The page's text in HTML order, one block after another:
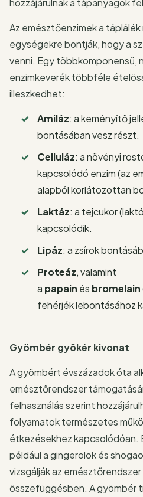
hozzájárulnak a tápanyagok
Az emésztőenzimek a
egységekre bontják, hogy a
venni. Egy többkomponensű,
enzimkeverék többféle
illeszkedhet:
Amiláz: a keményítő
bontásában vesz részt.
Celluláz: a növényi
kapcsolódó enzim (az
alapból korlátozottan
Laktáz: a tejcukor
kapcsolódik.
Lipáz: a zsírok
Proteáz, valamint
a papain és bromelain
fehérjék lebontásához
Gyömbér gyökér kivonat
A gyömbért évszázadok óta
emésztőrendszer
felhasználás szerint
folyamatok természetes
étkezésekhez kapcsolódóan.
például a gingerolok és
vizsgálják az
összefüggésben. A gyömbér